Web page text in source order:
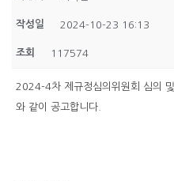
작성일 2024-10-23 16:13
조회 117574
2024-4차 제규정심의위원회 심의
와 같이 공고합니다.